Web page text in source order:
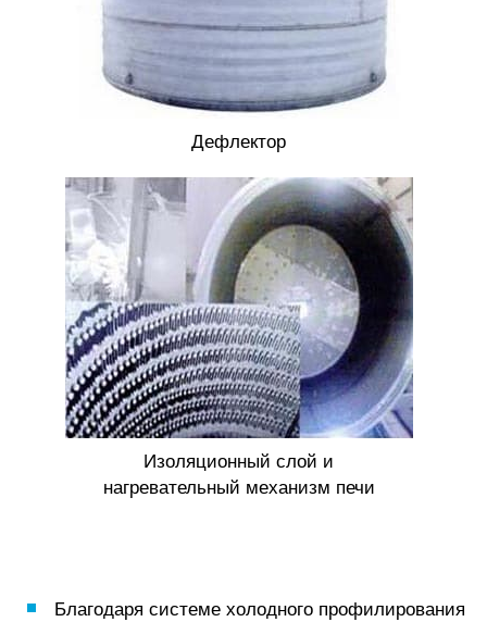
Дефлектор
Изоляционный слой и
нагревательный механизм печи
Благодаря системе холодного профилирования